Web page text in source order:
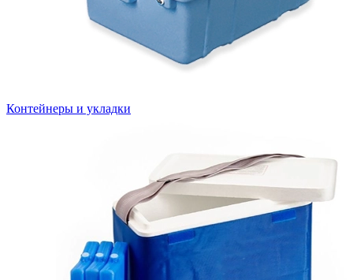
Контейнеры и укладки